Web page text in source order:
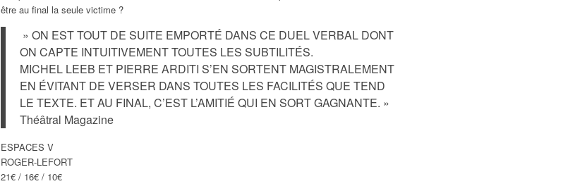
être au final la seule victime ?
» ON EST TOUT DE SUITE EMPORTÉ DANS CE DUEL VERBAL DONT
ON CAPTE INTUITIVEMENT TOUTES LES SUBTILITÉS.
MICHEL LEEB ET PIERRE ARDITI S’EN SORTENT MAGISTRALEMENT
EN ÉVITANT DE VERSER DANS TOUTES LES FACILITÉS QUE TEND
LE TEXTE. ET AU FINAL, C’EST L’AMITIÉ QUI EN SORT GAGNANTE. »
Théâtral Magazine
ESPACES V
ROGER-LEFORT
21€ / 16€ / 10€
09
15 16
22 23